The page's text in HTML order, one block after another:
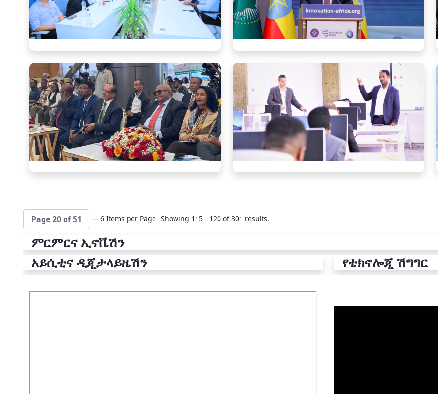
Page 20 of 51 — 6 Items per Page Showing 115 - 120 of 301 results.
ምርምርና ኢኖቬሽን
አይሲቲና ዲጂታላይዜሽን
የቴክኖሎጂ ሽግግር